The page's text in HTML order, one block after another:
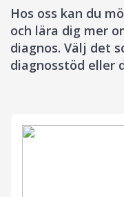
Hos oss kan du
och lära dig mer
diagnos. Välj det
diagnosstöd eller